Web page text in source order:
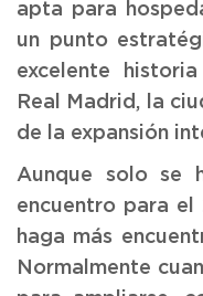
apta para
un punto
excelente
Real Madrid, la
de la expansión
Aunque solo se
encuentro para el
haga más
Normalmente